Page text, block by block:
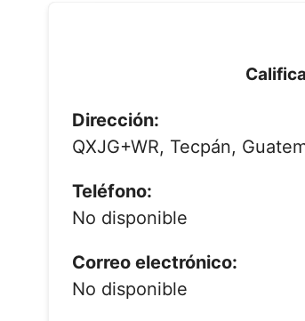
Dirección:
QXJG+WR, Tecpán,
Teléfono:
No disponible
Correo electrónico:
No disponible